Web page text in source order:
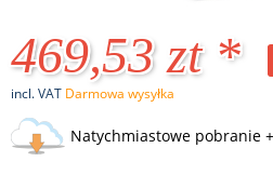
469,53 zt *
incl. VAT Darmowa wysyłka
Natychmiastowe pobranie